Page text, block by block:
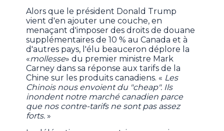
Alors que le président Donald Trump
vient d'en ajouter une couche, en
menaçant d'imposer des droits de douane
supplémentaires de 10 % au Canada et à
d'autres pays, l'élu beauceron déplore la
«mollesse» du premier ministre Mark
Carney dans sa réponse aux tarifs de la
Chine sur les produits canadiens. « Les
Chinois nous envoient du "cheap". Ils
inondent notre marché canadien parce
que nos contre-tarifs ne sont pas assez
forts.»